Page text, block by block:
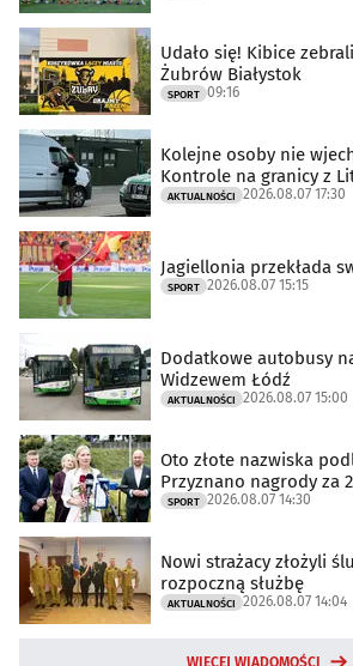
Udało się! Kibice
Żubrów Białystok
SPORT 09:16
Kolejne osoby nie
Kontrole na granicy z
AKTUALNOŚCI 2026.08.07 17:30
Jagiellonia przekłada
SPORT 2026.08.07 15:15
Dodatkowe autobusy
Widzewem Łódź
AKTUALNOŚCI 2026.08.07 15:00
Oto złote nazwiska
Przyznano nagrody za
SPORT 2026.08.07 14:30
Nowi strażacy złożyli
rozpoczną służbę
AKTUALNOŚCI 2026.08.07 14:04